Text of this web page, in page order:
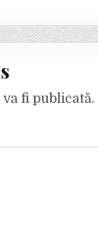
fi publicată.